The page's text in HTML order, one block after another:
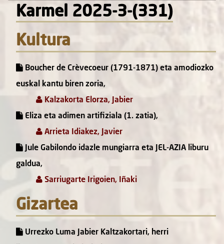
Karmel 2025-3-(331)
Kultura
Boucher de Crèvecoeur (1791-1871) eta amodiozko
euskal kantu biren zoria,
Kalzakorta Elorza, Jabier
Eliza eta adimen artifiziala (1. zatia),
Arrieta Idiakez, Javier
Jule Gabilondo idazle mungiarra eta JEL-AZIA liburu
galdua,
Sarriugarte Irigoien, Iñaki
Gizartea
Urrezko Luma Jabier Kaltzakortari, herri